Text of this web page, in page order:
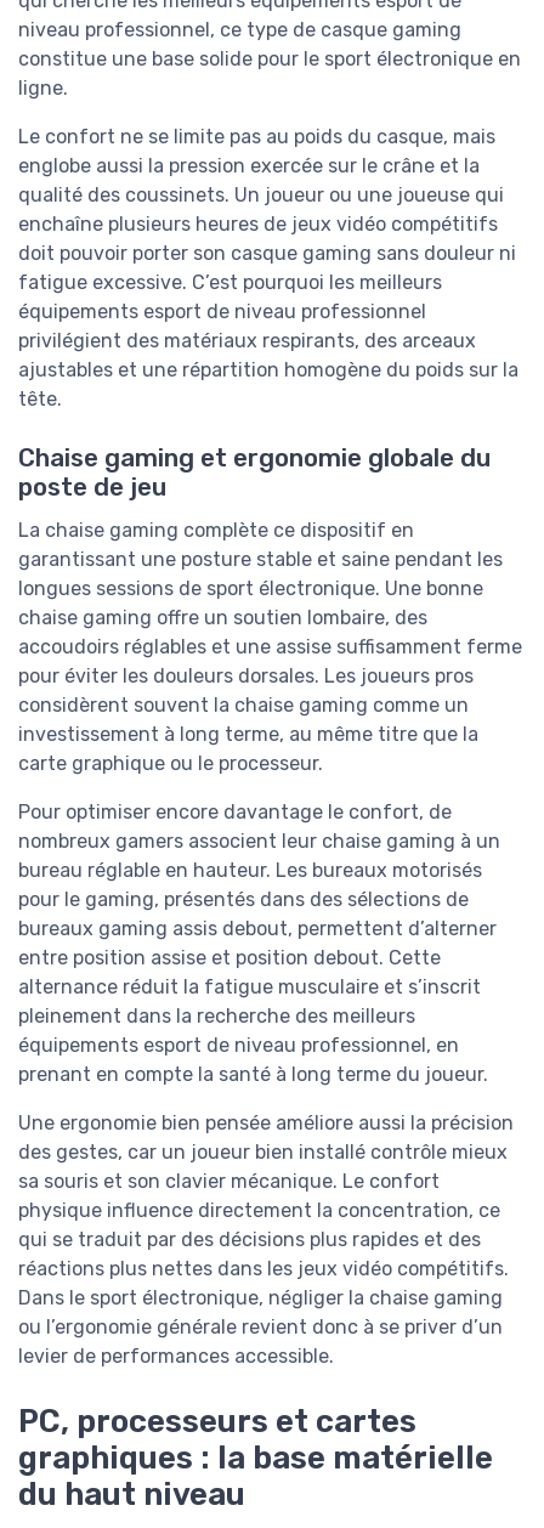
niveau professionnel, ce type de casque gaming
constitue une base solide pour le sport électronique en
ligne.
Le confort ne se limite pas au poids du casque, mais
englobe aussi la pression exercée sur le crâne et la
qualité des coussinets. Un joueur ou une joueuse qui
enchaîne plusieurs heures de jeux vidéo compétitifs
doit pouvoir porter son casque gaming sans douleur ni
fatigue excessive. C’est pourquoi les meilleurs
équipements esport de niveau professionnel
privilégient des matériaux respirants, des arceaux
ajustables et une répartition homogène du poids sur la
tête.
Chaise gaming et ergonomie globale du
poste de jeu
La chaise gaming complète ce dispositif en
garantissant une posture stable et saine pendant les
longues sessions de sport électronique. Une bonne
chaise gaming offre un soutien lombaire, des
accoudoirs réglables et une assise suffisamment ferme
pour éviter les douleurs dorsales. Les joueurs pros
considèrent souvent la chaise gaming comme un
investissement à long terme, au même titre que la
carte graphique ou le processeur.
Pour optimiser encore davantage le confort, de
nombreux gamers associent leur chaise gaming à un
bureau réglable en hauteur. Les bureaux motorisés
pour le gaming, présentés dans des sélections de
bureaux gaming assis debout, permettent d’alterner
entre position assise et position debout. Cette
alternance réduit la fatigue musculaire et s’inscrit
pleinement dans la recherche des meilleurs
équipements esport de niveau professionnel, en
prenant en compte la santé à long terme du joueur.
Une ergonomie bien pensée améliore aussi la précision
des gestes, car un joueur bien installé contrôle mieux
sa souris et son clavier mécanique. Le confort
physique influence directement la concentration, ce
qui se traduit par des décisions plus rapides et des
réactions plus nettes dans les jeux vidéo compétitifs.
Dans le sport électronique, négliger la chaise gaming
ou l’ergonomie générale revient donc à se priver d’un
levier de performances accessible.
PC, processeurs et cartes
graphiques : la base matérielle
du haut niveau